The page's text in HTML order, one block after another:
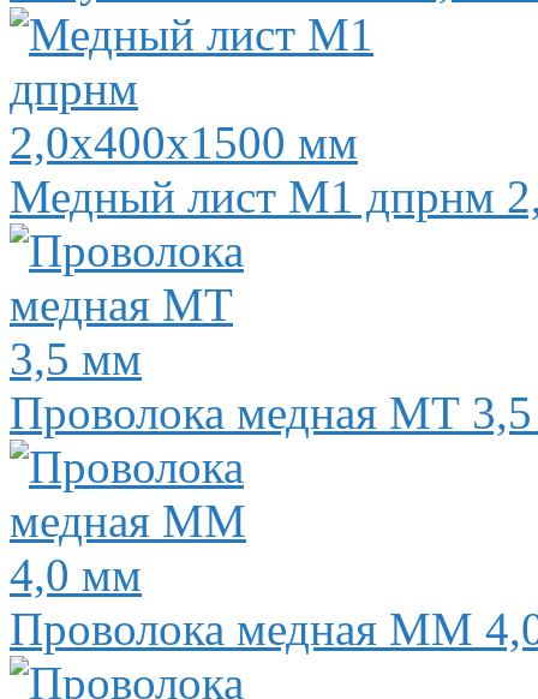
Медный лист М1 дпрнм
Проволока медная МТ
Проволока медная ММ